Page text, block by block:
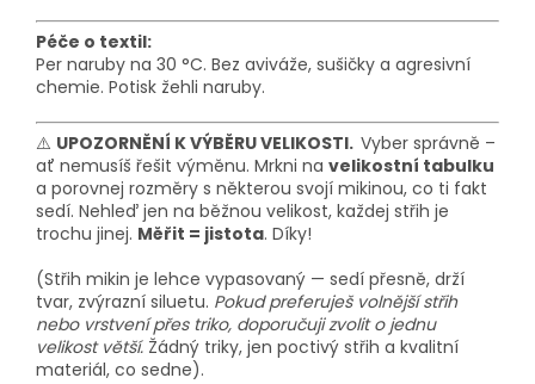
Péče o textil:
Per naruby na 30 °C. Bez aviváže, sušičky a agresivní
chemie. Potisk žehli naruby.
⚠️ UPOZORNĚNÍ K VÝBĚRU VELIKOSTI. Vyber správně –
ať nemusíš řešit výměnu. Mrkni na velikostní tabulku
a porovnej rozměry s některou svojí mikinou, co ti fakt
sedí. Nehleď jen na běžnou velikost, každej střih je
trochu jinej. Měřit = jistota. Díky!
(Střih mikin je lehce vypasovaný — sedí přesně, drží
tvar, zvýrazní siluetu. Pokud preferuješ volnější střih
nebo vrstvení přes triko, doporučuji zvolit o jednu
velikost větší. Žádný triky, jen poctivý střih a kvalitní
materiál, co sedne).